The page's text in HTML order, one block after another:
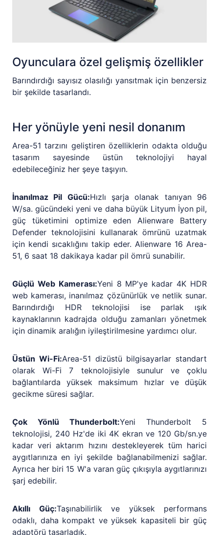
Oyunculara özel gelişmiş özellikler
Barındırdığı sayısız olasılığı yansıtmak için benzersiz
bir şekilde tasarlandı.
Her yönüyle yeni nesil donanım
Area-51 tarzını geliştiren özelliklerin odakta olduğu
tasarım sayesinde üstün teknolojiyi hayal
edebileceğiniz her şeye taşıyın.
İnanılmaz Pil Gücü:Hızlı şarja olanak tanıyan 96
W/sa. gücündeki yeni ve daha büyük Lityum İyon pil,
güç tüketimini optimize eden Alienware Battery
Defender teknolojisini kullanarak ömrünü uzatmak
için kendi sıcaklığını takip eder. Alienware 16 Area-
51, 6 saat 18 dakikaya kadar pil ömrü sunabilir.
Güçlü Web Kamerası:Yeni 8 MP'ye kadar 4K HDR
web kamerası, inanılmaz çözünürlük ve netlik sunar.
Barındırdığı HDR teknolojisi ise parlak ışık
kaynaklarının kadrajda olduğu zamanları yönetmek
için dinamik aralığın iyileştirilmesine yardımcı olur.
Üstün Wi-Fi:Area-51 dizüstü bilgisayarlar standart
olarak Wi-Fi 7 teknolojisiyle sunulur ve çoklu
bağlantılarda yüksek maksimum hızlar ve düşük
gecikme süresi sağlar.
Çok Yönlü Thunderbolt:Yeni Thunderbolt 5
teknolojisi, 240 Hz'de iki 4K ekran ve 120 Gb/sn.ye
kadar veri aktarım hızını destekleyerek tüm harici
aygıtlarınıza en iyi şekilde bağlanabilmenizi sağlar.
Ayrıca her biri 15 W'a varan güç çıkışıyla aygıtlarınızı
şarj edebilir.
Akıllı Güç:Taşınabilirlik ve yüksek performans
odaklı, daha kompakt ve yüksek kapasiteli bir güç
adaptörü tasarladık.